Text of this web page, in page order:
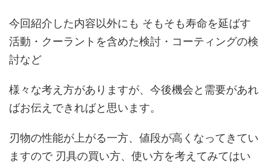
今回紹介した内容以外にも そもそも寿命を延ばす
活動・クーラントを含めた検討・コーティングの検
討など
様々な考え方がありますが、今後機会と需要があれ
ばお伝えできればと思います。
刃物の性能が上がる一方、値段が高くなってきてい
ますので 刃具の買い方、使い方を考えてみてはい